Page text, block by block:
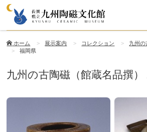
ホーム 展示案内 コレクション
九州の
福岡県
九州の古陶磁（館蔵名品撰）